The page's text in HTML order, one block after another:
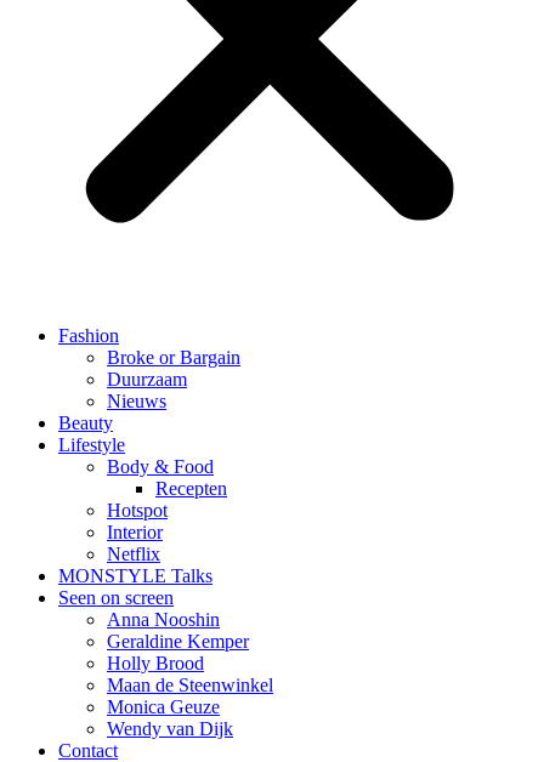
Fashion
Broke or Bargain
Duurzaam
Nieuws
Beauty
Lifestyle
Body & Food
Recepten
Hotspot
Interior
Netflix
MONSTYLE Talks
Seen on screen
Anna Nooshin
Geraldine Kemper
Holly Brood
Maan de Steenwinkel
Monica Geuze
Wendy van Dijk
Contact